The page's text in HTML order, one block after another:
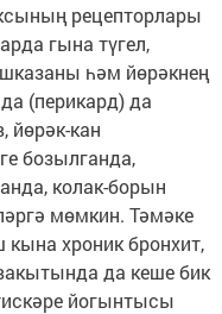
рецепторлары
гына түгел,
һәм йөрәкнең
(перикард) да
йөрәк-кан
бозылганда,
колак-борын
мөмкин. Тәмәке
хроник бронхит,
да кеше бик
йогынтысы